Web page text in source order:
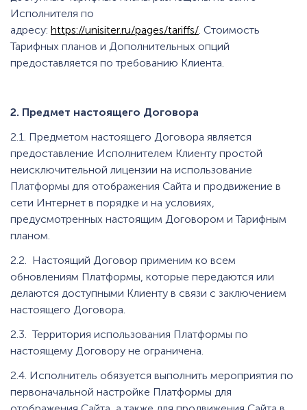
Исполнителя по
адресу: https://unisiter.ru/pages/tariffs/. Стоимость
Тарифных планов и Дополнительных опций
предоставляется по требованию Клиента.
2. Предмет настоящего Договора
2.1. Предметом настоящего Договора является
предоставление Исполнителем Клиенту простой
неисключительной лицензии на использование
Платформы для отображения Сайта и продвижение в
сети Интернет в порядке и на условиях,
предусмотренных настоящим Договором и Тарифным
планом.
2.2. Настоящий Договор применим ко всем
обновлениям Платформы, которые передаются или
делаются доступными Клиенту в связи с заключением
настоящего Договора.
2.3. Территория использования Платформы по
настоящему Договору не ограничена.
2.4. Исполнитель обязуется выполнить мероприятия по
первоначальной настройке Платформы для